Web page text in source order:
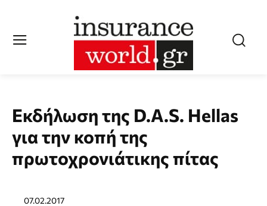
Εκδήλωση της D.A.S. Hellas
για την κοπή της
πρωτοχρονιάτικης πίτας
07.02.2017